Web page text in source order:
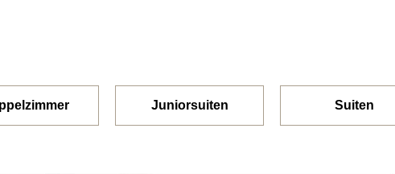
Juniorsuiten Suiten